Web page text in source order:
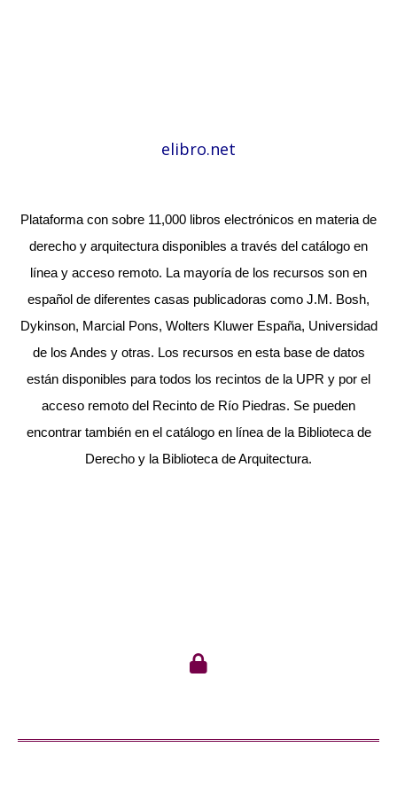
elibro.net
Plataforma con sobre 11,000 libros electrónicos en materia de
derecho y arquitectura disponibles a través del catálogo en
línea y acceso remoto. La mayoría de los recursos son en
español de diferentes casas publicadoras como J.M. Bosh,
Dykinson, Marcial Pons, Wolters Kluwer España, Universidad
de los Andes y otras. Los recursos en esta base de datos
están disponibles para todos los recintos de la UPR y por el
acceso remoto del Recinto de Río Piedras. Se pueden
encontrar también en el catálogo en línea de la Biblioteca de
Derecho y la Biblioteca de Arquitectura.